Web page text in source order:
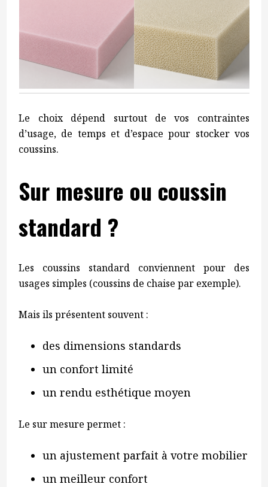
Le choix dépend surtout de vos contraintes
d’usage, de temps et d’espace pour stocker vos
coussins.
Sur mesure ou coussin
standard ?
Les coussins standard conviennent pour des
usages simples (coussins de chaise par exemple).
Mais ils présentent souvent :
des dimensions standards
un confort limité
un rendu esthétique moyen
Le sur mesure permet :
un ajustement parfait à votre mobilier
un meilleur confort